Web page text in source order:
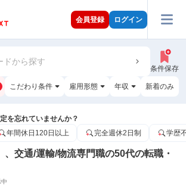
会員登録 ログイン
ドから探す
条件保存
こだわり条件 雇用形態 年収 新着のみ
を忘れていませんか？
年間休日120日以上 完全週休2日制 学歴
、交通/運輸/物流専門職の50代の転職・